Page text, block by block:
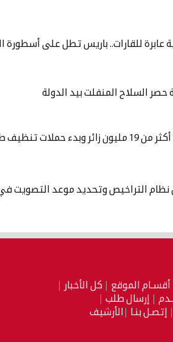
عابرة للقارات.. باريس تطل على أسطورة
حصر السلاح المنفلت بيد الدولة
زائر وبدء حملات تنظيف طوعية
نظام التراخيص وتحديد موعد التصويت في
أقسـام الموقع
كل الأخبار
إرسال طلب
إتصـل بنـا الأرشيف